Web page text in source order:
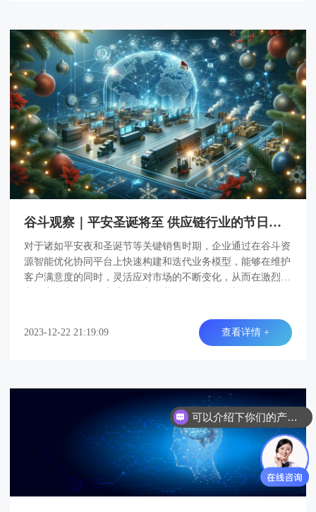
谷斗观察｜平安圣诞将至 供应链行业的节日挑战与策略
对于诸如平安夜和圣诞节等关键销售时期，企业通过在谷斗资
源智能优化协同平台上快速构建和迭代业务模型，能够在维护
客户满意度的同时，灵活应对市场的不断变化，从而在激烈的
2023-12-22 21:19:09 查看详情 +
可以介绍下你们的产品么？